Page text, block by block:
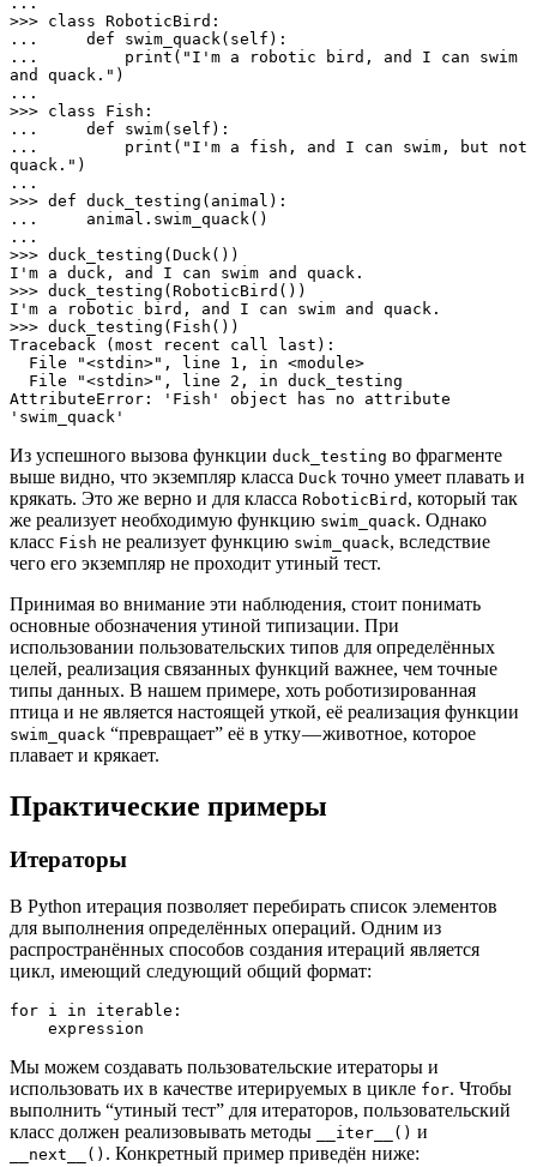
>>> class RoboticBird:
...     def swim_quack(self):
...         print("I'm a robotic bird, and I can swim
and quack.")
...
>>> class Fish:
...     def swim(self):
...         print("I'm a fish, and I can swim, but not
quack.")
...
>>> def duck_testing(animal):
...     animal.swim_quack()
...
>>> duck_testing(Duck())
I'm a duck, and I can swim and quack.
>>> duck_testing(RoboticBird())
I'm a robotic bird, and I can swim and quack.
>>> duck_testing(Fish())
Traceback (most recent call last):
AttributeError: 'Fish' object has no attribute
'swim_quack'
Из успешного вызова функции duck_testing во фрагменте
выше видно, что экземпляр класса Duck точно умеет плавать и
крякать. Это же верно и для класса RoboticBird , который так
же реализует необходимую функцию swim_quack. Однако
класс Fish не реализует функцию swim_quack, вследствие
чего его экземпляр не проходит утиный тест.
Принимая во внимание эти наблюдения, стоит понимать
основные обозначения утиной типизации. При
использовании пользовательских типов для определённых
целей, реализация связанных функций важнее, чем точные
типы данных. В нашем примере, хоть роботизированная
птица и не является настоящей уткой, её реализация функции
swim_quack “превращает” её в утку — животное, которое
плавает и крякает.
Практические примеры
Итераторы
В Python итерация позволяет перебирать список элементов
для выполнения определённых операций. Одним из
распространённых способов создания итераций является
цикл, имеющий следующий общий формат:
for i in iterable:
    expression
Мы можем создавать пользовательские итераторы и
использовать их в качестве итерируемых в цикле for. Чтобы
выполнить “утиный тест” для итераторов, пользовательский
класс должен реализовывать методы
__iter__() и
__next__() . Конкретный пример приведён ниже: